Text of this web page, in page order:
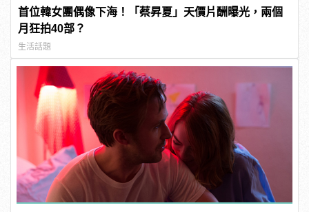
首位韓女團偶像下海！「蔡昇夏」天價片酬曝光，兩個
月狂拍40部？
生活話題